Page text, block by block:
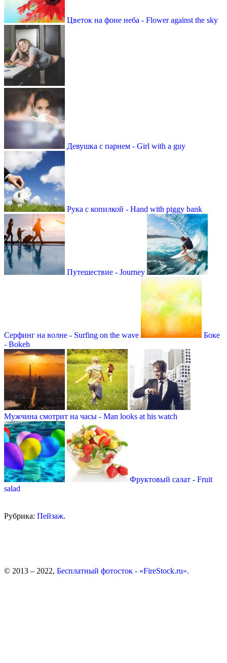
Цветок на фоне неба - Flower against the sky
Девушка с парнем - Girl with a guy
Рука с копилкой - Hand with piggy bank
Путешествие - Journey
Серфинг на волне - Surfing on the wave
Боке
- Bokeh
Мужчина смотрит на часы - Man looks at his watch
Фруктовый салат - Fruit
salad
Рубрика: Пейзаж.
© 2013 – 2022, Бесплатный фотосток - «FireStock.ru».